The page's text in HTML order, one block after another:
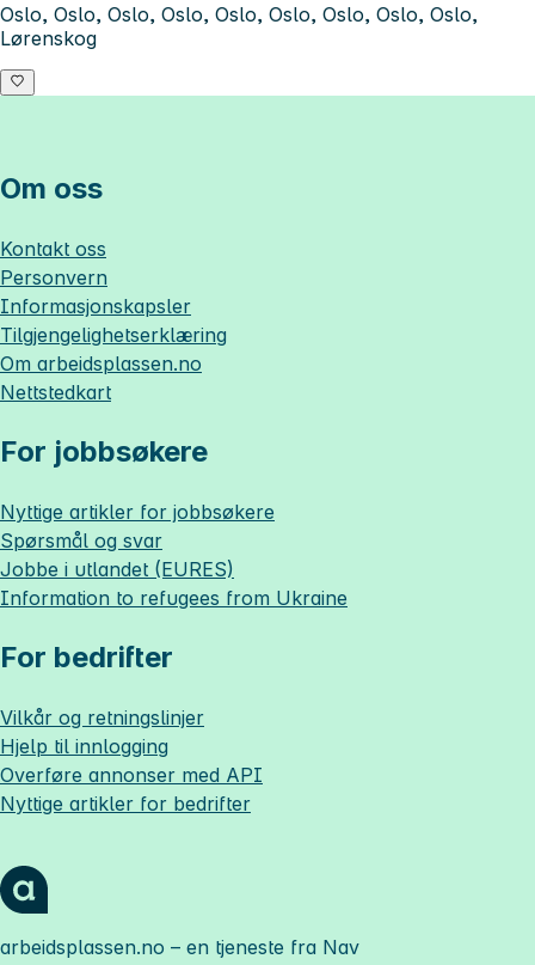
Oslo, Oslo, Oslo, Oslo, Oslo, Oslo, Oslo, Oslo, Oslo,
Lørenskog
Om oss
Kontakt oss
Personvern
Informasjonskapsler
Tilgjengelighetserklæring
Om arbeidsplassen.no
Nettstedkart
For jobbsøkere
Nyttige artikler for jobbsøkere
Spørsmål og svar
Jobbe i utlandet (EURES)
Information to refugees from Ukraine
For bedrifter
Vilkår og retningslinjer
Hjelp til innlogging
Overføre annonser med API
Nyttige artikler for bedrifter
arbeidsplassen.no – en tjeneste fra Nav